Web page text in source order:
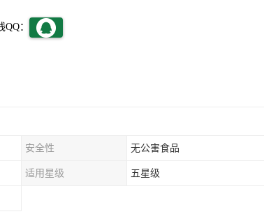
QQ：
安全性 无公害食品
适用星级 五星级